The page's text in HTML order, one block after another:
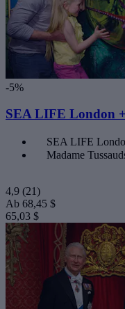
-5%
SEA LIFE London
SEA LIFE
Madame
4,9 (21)
Ab 68,45 $
65,03 $